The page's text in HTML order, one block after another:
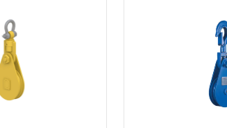
μειωμένες
και
ζωής. Design
Rigging
ιδανική για lifting
μανίλα Rigging
Εφαρμογές
Marine &
εφαρμογές